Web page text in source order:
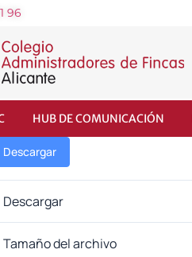
96
HUB DE COMUNICACIÓN
Descargar
Descargar
Tamaño del archivo